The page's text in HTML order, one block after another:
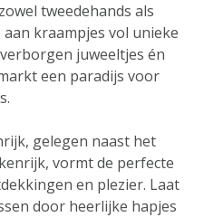
tweedehands als
kraampjes vol unieke
juweeltjes én
een paradijs voor
gelegen naast het
vormt de perfecte
en plezier. Laat
door heerlijke hapjes